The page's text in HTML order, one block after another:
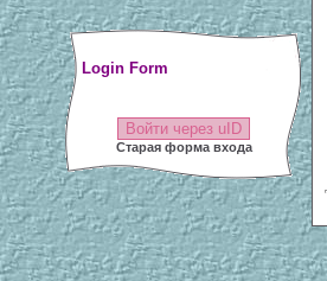
Login Form
Войти через uID
Старая форма входа